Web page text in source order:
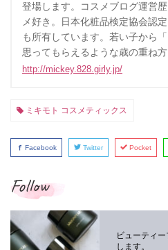
登場します。コスメブログ運営
メ好き。日本化粧品検定協会認
も所有しています。若い子から
思ってもらえるような歳の重ね方
http://mickey.828.girly.jp/
ミキモト コスメティックス
Facebook Twitter Pocket
Follow